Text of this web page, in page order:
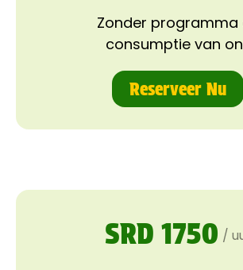
Zonder programma
consumptie van
Reserveer Nu
SRD 1750 /